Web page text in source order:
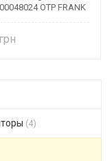
OTP FRANK
(4)